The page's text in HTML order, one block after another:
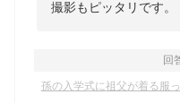
撮影もピッタリです。
回
孫の入学式に祖父が着る服